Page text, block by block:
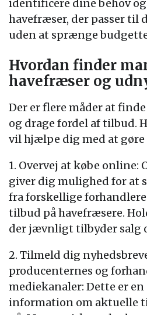
identificere dine behov
havefræser, der passer til
uden at sprænge
Hvordan finder
havefræser og
Der er flere måder at
og drage fordel af tilbud.
vil hjælpe dig med at gøre
1. Overvej at købe online:
giver dig mulighed for at
fra forskellige
tilbud på havefræsere.
der jævnligt tilbyder salg
2. Tilmeld dig
producenternes og
mediekanaler: Dette er en
information om aktuelle